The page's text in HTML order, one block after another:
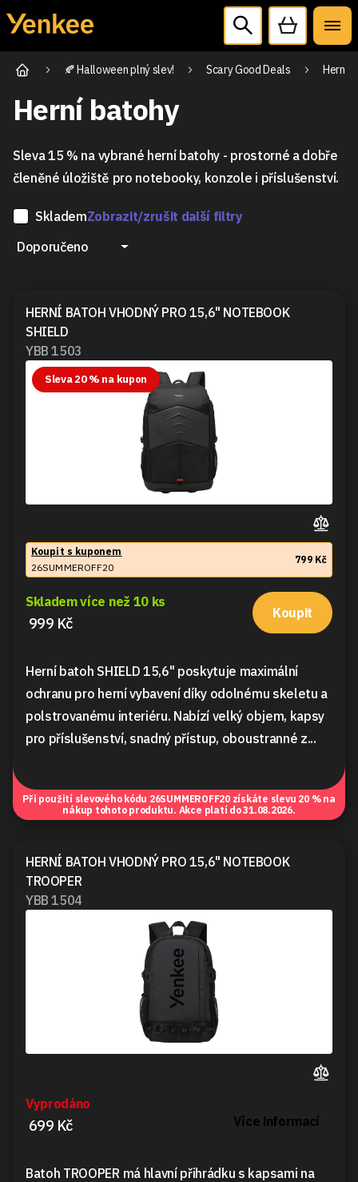
🍂 Halloween plný slev! Scary Good Deals Herní
Herní batohy
Sleva 15 % na vybrané herní batohy - prostorné a dobře
členěné úložiště pro notebooky, konzole i příslušenství.
SklademZobrazit/zrušit další filtry
Doporučeno
HERNÍ BATOH VHODNÝ PRO 15,6" NOTEBOOK
SHIELD
YBB 1503
Sleva 20 % na kupon
Koupit s kuponem
26SUMMEROFF20
799 Kč
Skladem více než 10 ks
999 Kč
Koupit
Herní batoh SHIELD 15,6" poskytuje maximální
ochranu pro herní vybavení díky odolnému skeletu a
polstrovanému interiéru. Nabízí velký objem, kapsy
pro příslušenství, snadný přístup, oboustranné z...
Při použití slevového kódu 26SUMMEROFF20 získáte slevu 20 % na
nákup tohoto produktu. Akce platí do 31.08.2026.
HERNÍ BATOH VHODNÝ PRO 15,6" NOTEBOOK
TROOPER
YBB 1504
Vyprodáno
699 Kč Více informací
Batoh TROOPER má hlavní přihrádku s kapsami na